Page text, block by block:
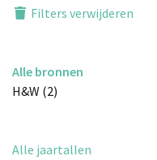
Filters verwijderen
Alle bronnen
H&W (2)
Alle jaartallen